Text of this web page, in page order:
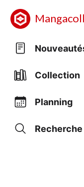
Collection
Planning
Recherche